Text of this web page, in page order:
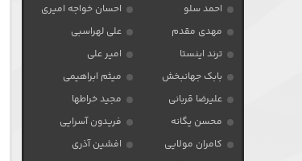
احمد سلو
احسان خواجه امیری
مهدی مقدم
علی لهراسبی
ترند اینستا
امیر علی
بابک جهانبخش
میثم ابراهیمی
علیرضا قربانی
مجید خراطها
محسن یگانه
فریدون آسرایی
کامران مولایی
افشین آذری